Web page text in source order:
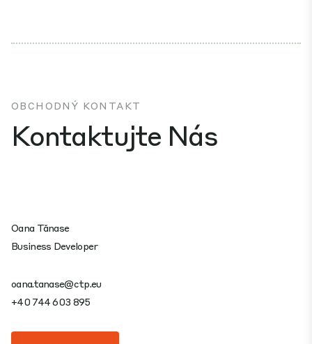
OBCHODNÝ KONTAKT
Kontaktujte Nás
Oana Tănase
Business Developer
oana.tanase@ctp.eu
+40 744 603 895